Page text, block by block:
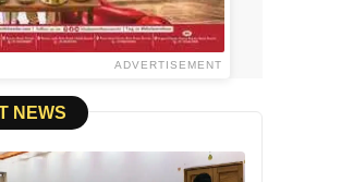
ADVERTISEMENT
NEWS